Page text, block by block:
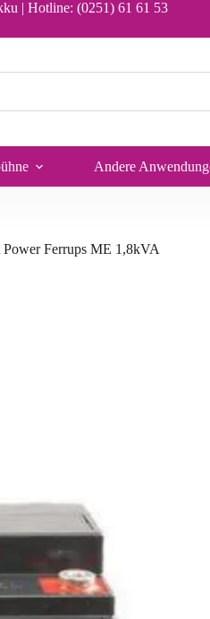
| Hotline: (0251) 61 61 53
Andere
Ferrups ME 1,8kVA